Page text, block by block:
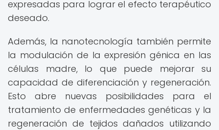
expresadas para lograr el efecto terapéutico
deseado.
Además, la nanotecnología también permite
la modulación de la expresión génica en las
células madre, lo que puede mejorar su
capacidad de diferenciación y regeneración.
Esto abre nuevas posibilidades para el
tratamiento de enfermedades genéticas y la
regeneración de tejidos dañados utilizando